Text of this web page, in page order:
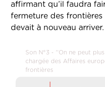
affirmant qu’il faudra
fermeture des
devait à nouveau arriver.
Son N°3 - ''On ne peut
chargée des Affaires
frontières